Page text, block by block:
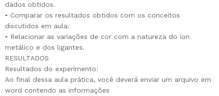
dados obtidos.
• Comparar os resultados obtidos com os conceitos
discutidos em aula.
• Relacionar as variações de cor com a natureza do íon
metálico e dos ligantes.
RESULTADOS
Resultados do experimento:
Ao final dessa aula prática, você deverá enviar um arquivo em
word contendo as informações